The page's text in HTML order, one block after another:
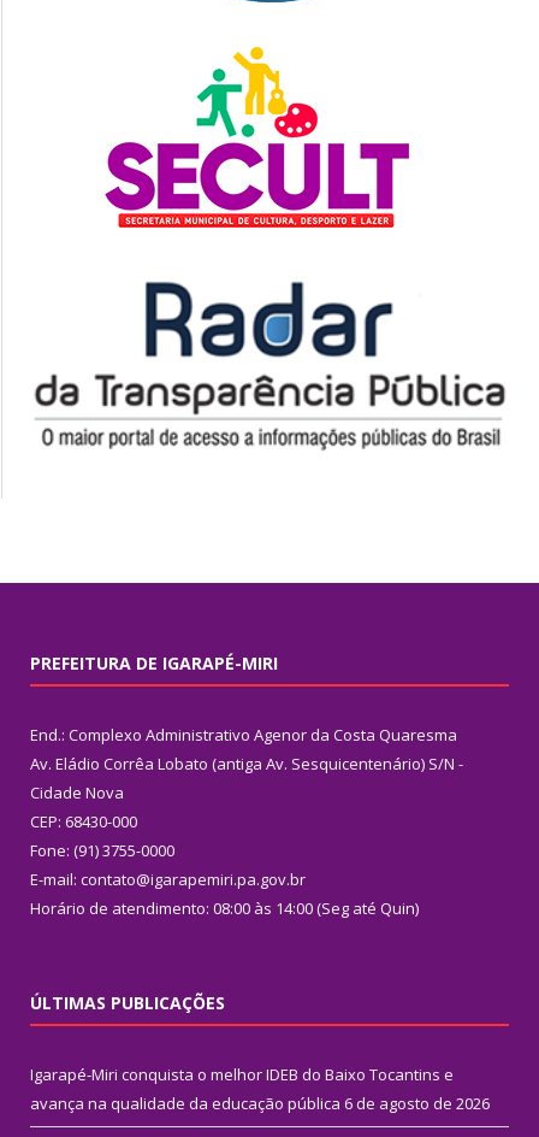
PREFEITURA DE IGARAPÉ-MIRI
End.: Complexo Administrativo Agenor da Costa Quaresma
Av. Eládio Corrêa Lobato (antiga Av. Sesquicentenário) S/N -
Cidade Nova
CEP: 68430-000
Fone: (91) 3755-0000
E-mail: contato@igarapemiri.pa.gov.br
Horário de atendimento: 08:00 às 14:00 (Seg até Quin)
ÚLTIMAS PUBLICAÇÕES
Igarapé-Miri conquista o melhor IDEB do Baixo Tocantins e
avança na qualidade da educação pública 6 de agosto de 2026